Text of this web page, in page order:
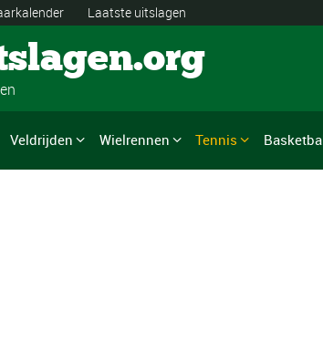
Laatste uitslagen
Veldrijden Wielrennen Tennis